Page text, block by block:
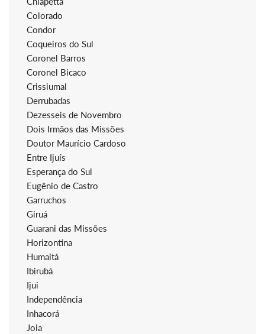
Colorado
Condor
Coqueiros do Sul
Coronel Barros
Coronel Bicaco
Crissiumal
Derrubadas
Dezesseis de Novembro
Dois Irmãos das Missões
Doutor Maurício Cardoso
Entre Ijuís
Esperança do Sul
Eugênio de Castro
Garruchos
Giruá
Guarani das Missões
Horizontina
Humaitá
Ibirubá
Ijui
Independência
Inhacorá
Joia